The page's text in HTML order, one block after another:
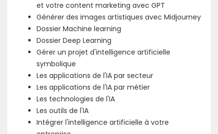
et votre content marketing avec GPT
Générer des images artistiques avec Midjourney
Dossier Machine learning
Dossier Deep Learning
Gérer un projet d'intelligence artificielle
symbolique
Les applications de l'IA par secteur
Les applications de l'IA par métier
Les technologies de l'IA
Les outils de l'IA
Intégrer l'intelligence artificielle à votre